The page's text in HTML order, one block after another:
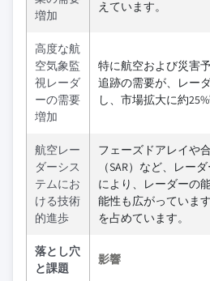
増加
えています。
高度な航
空気象監
視レーダ
ーの需要
増加
特に航空および災害
追跡の需要が、レー
し、市場拡大に約
航空レー
ダーシス
テムにお
ける技術
的進歩
フェーズドアレイや
（SAR）など、レー
により、レーダーの
能性も広がっていま
を占めています。
落とし穴
と課題
影響